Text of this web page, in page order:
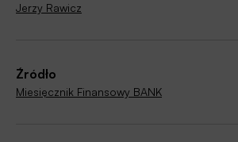
Jerzy Rawicz
Źródło
Miesięcznik Finansowy BANK